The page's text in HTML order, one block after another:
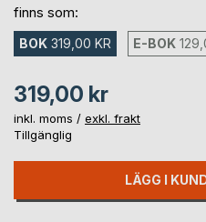
finns som:
BOK 319,00 KR E-BOK
319,00 kr
inkl. moms / exkl. frakt
Tillgänglig
LÄGG I